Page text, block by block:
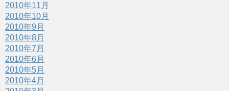
2010年11月
2010年10月
2010年9月
2010年8月
2010年7月
2010年6月
2010年5月
2010年4月